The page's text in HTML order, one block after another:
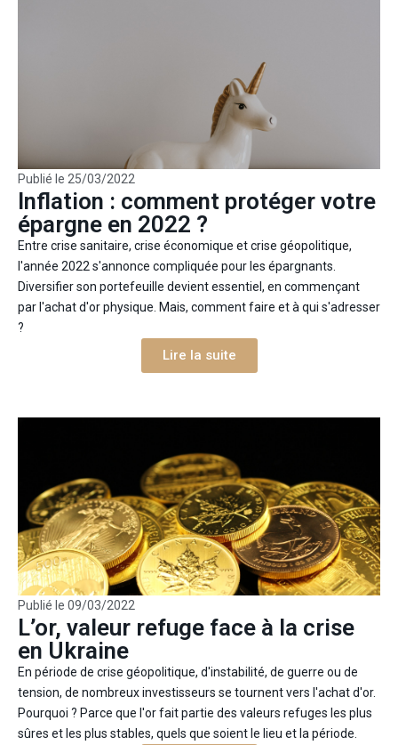
Publié le 25/03/2022
Inflation : comment protéger votre
épargne en 2022 ?
Entre crise sanitaire, crise économique et crise géopolitique,
l'année 2022 s'annonce compliquée pour les épargnants.
Diversifier son portefeuille devient essentiel, en commençant
par l'achat d'or physique. Mais, comment faire et à qui s'adresser
?
Lire la suite
Publié le 09/03/2022
L’or, valeur refuge face à la crise
en Ukraine
En période de crise géopolitique, d'instabilité, de guerre ou de
tension, de nombreux investisseurs se tournent vers l'achat d'or.
Pourquoi ? Parce que l'or fait partie des valeurs refuges les plus
sûres et les plus stables, quels que soient le lieu et la période.